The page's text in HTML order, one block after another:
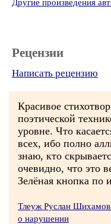
Другие произведения
Рецензии
Написать рецензию
Красивое
поэтической
уровне. Что
всех, ибо полно
знаю, кто
очевидно, что это
Зелёная кнопка по
Тлеуж Руслан
о нарушении